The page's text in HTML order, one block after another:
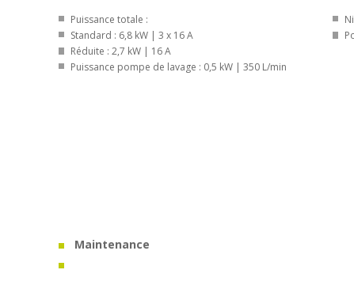
Puissance totale :
Standard : 6,8 kW | 3 x 16 A
Réduite : 2,7 kW | 16 A
Puissance pompe de lavage : 0,5 kW | 350 L/min
Maintenance